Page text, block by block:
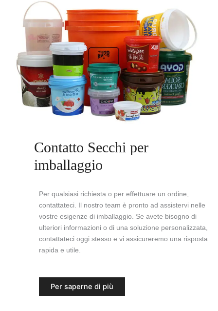
Contatto Secchi per
imballaggio
Per qualsiasi richiesta o per effettuare un ordine,
contattateci. Il nostro team è pronto ad assistervi nelle
vostre esigenze di imballaggio. Se avete bisogno di
ulteriori informazioni o di una soluzione personalizzata,
contattateci oggi stesso e vi assicureremo una risposta
rapida e utile.
Per saperne di più